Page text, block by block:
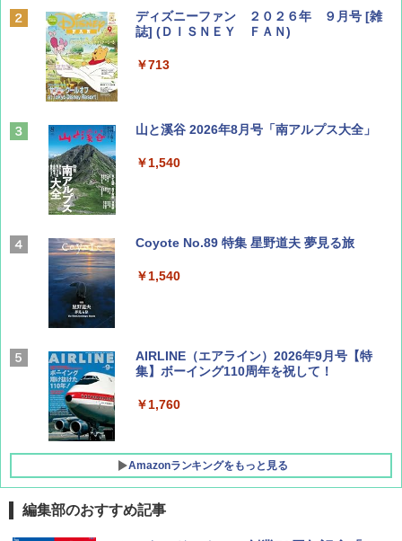
ディズニーファン ２０２６年 ９月号 [雑
誌] (ＤＩＳＮＥＹ ＦＡＮ)
￥713
山と溪谷 2026年8月号「南アルプス大全」
￥1,540
Coyote No.89 特集 星野道夫 夢見る旅
￥1,540
AIRLINE（エアライン）2026年9月号【特
集】ボーイング110周年を祝して！
￥1,760
Amazonランキングをもっと見る
編集部のおすすめ記事